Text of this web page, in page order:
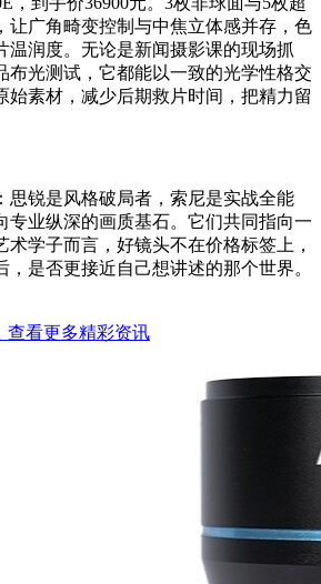
让广角畸变控制与中焦立体感并存，色
温润度。无论是新闻摄影课的现场抓
布光测试，它都能以一致的光学性格交
始素材，减少后期救片时间，把精力留
思锐是风格破局者，索尼是实战全能
专业纵深的画质基石。它们共同指向一
学子而言，好镜头不在价格标签上，
是否更接近自己想讲述的那个世界。
查看更多精彩资讯